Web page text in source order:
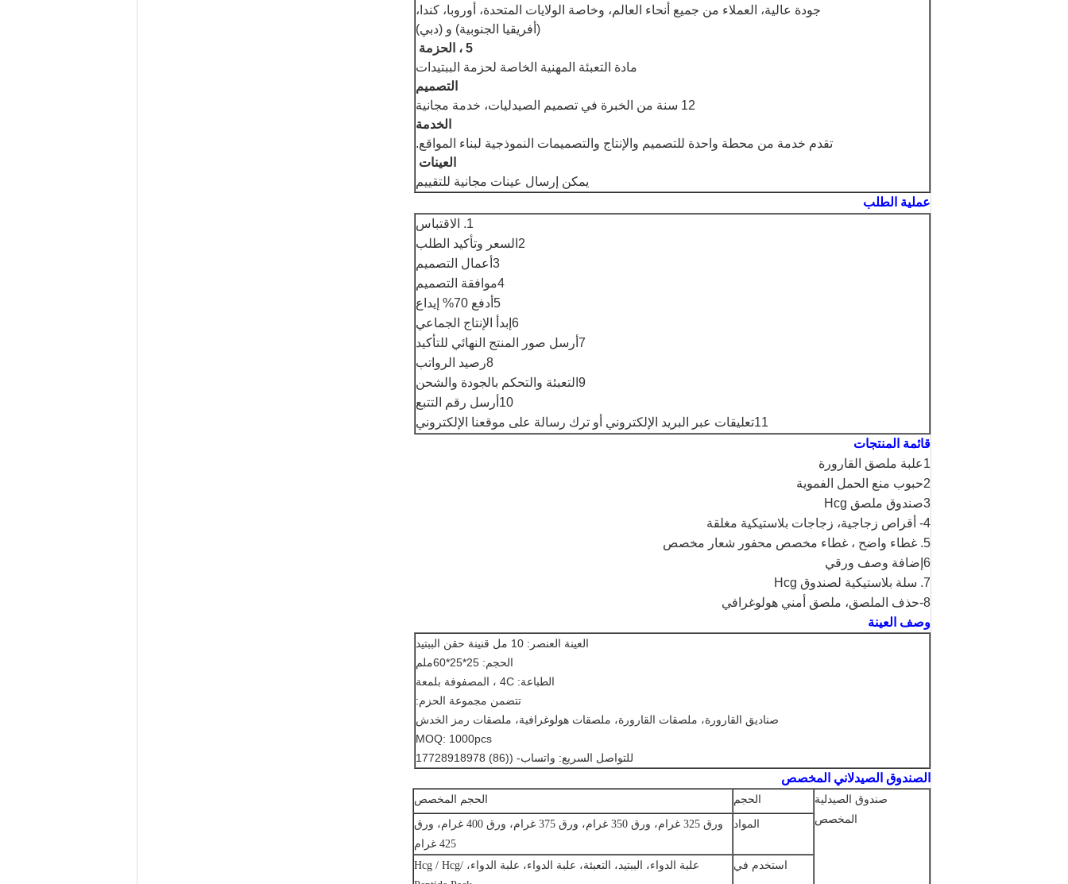
جودة عالية، العملاء من جميع أنحاء العالم، وخاصة الولايات المتحدة، أوروبا، كندا،
(أفريقيا الجنوبية) و (دبي)
5 ، الحزمة
مادة التعبئة المهنية الخاصة لحزمة الببتيدات
التصميم
12 سنة من الخبرة في تصميم الصيدليات، خدمة مجانية
الخدمة
تقدم خدمة من محطة واحدة للتصميم والإنتاج والتصميمات النموذجية لبناء المواقع.
العينات
يمكن إرسال عينات مجانية للتقييم
عملية الطلب
1. الاقتباس
2السعر وتأكيد الطلب
3أعمال التصميم
4موافقة التصميم
5أدفع 70% إيداع
6إبدأ الإنتاج الجماعي
7أرسل صور المنتج النهائي للتأكيد
8رصيد الرواتب
9التعبئة والتحكم بالجودة والشحن
10أرسل رقم التتبع
11تعليقات عبر البريد الإلكتروني أو ترك رسالة على موقعنا الإلكتروني
قائمة المنتجات
1علبة ملصق القارورة
2حبوب منع الحمل الفموية
3صندوق ملصق Hcg
4- أقراص زجاجية، زجاجات بلاستيكية مغلقة
5. غطاء واضح ، غطاء مخصص محفور شعار مخصص
6إضافة وصف ورقي
7. سلة بلاستيكية لصندوق Hcg
8-حذف الملصق، ملصق أمني هولوغرافي
وصف العينة
العينة العنصر: 10 مل قنينة حقن الببتيد
الحجم: 25*25*60ملم
الطباعة: 4C ، المصفوفة بلمعة
تتضمن مجموعة الحزم:
صناديق القارورة، ملصقات القارورة، ملصقات هولوغرافية، ملصقات رمز الخدش
MOQ: 1000pcs
للتواصل السريع: واتساب- ((86) 17728918978
الصندوق الصيدلاني المخصص
صندوق الصيدلية
المخصص
الحجم الحجم المخصص
المواد
ورق 325 غرام، ورق 350 غرام، ورق 375 غرام، ورق 400 غرام، ورق
425 غرام
استخدم في
علبة الدواء، الببتيد، التعبئة، علبة الدواء، علبة الدواء، Hcg / Hcg/